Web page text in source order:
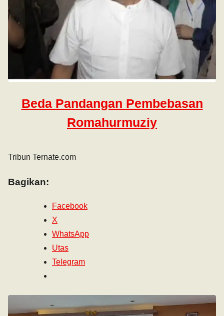
Beda Pandangan Pembebasan
Romahurmuziy
Tribun Ternate.com
Bagikan:
Facebook
X
WhatsApp
Utas
Telegram